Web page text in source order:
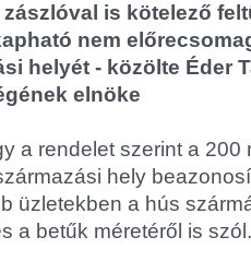
is kötelező
nem
helyét - közölte Éder
elnöke
a rendelet szerint a 200
hely
üzletekben a hús
a betűk méretéről is szól.